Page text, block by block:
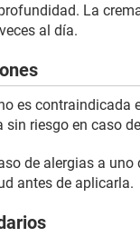
La
al día.
es contraindicada
sin riesgo en caso
de alergias a
antes de aplicarla.